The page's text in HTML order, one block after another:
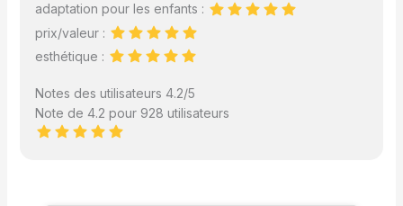
adaptation pour les enfants :
prix/valeur :
esthétique :
Notes des utilisateurs 4.2/5
Note de 4.2 pour 928 utilisateurs